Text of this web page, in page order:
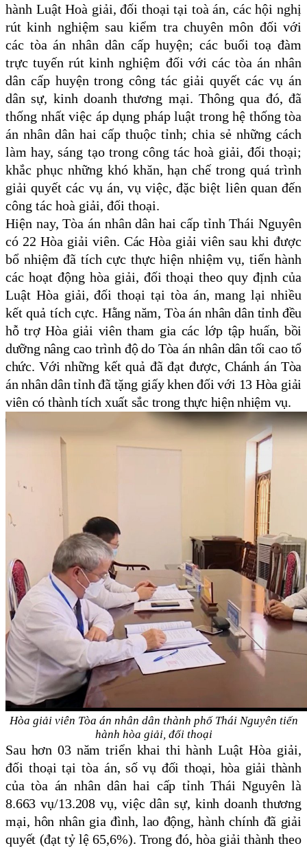
hành Luật Hoà giải, đối thoại tại toà án, các hội nghị
rút kinh nghiệm sau kiểm tra chuyên môn đối với
các tòa án nhân dân cấp huyện; các buổi toạ đàm
trực tuyến rút kinh nghiệm đối với các tòa án nhân
dân cấp huyện trong công tác giải quyết các vụ án
dân sự, kinh doanh thương mại. Thông qua đó, đã
thống nhất việc áp dụng pháp luật trong hệ thống tòa
án nhân dân hai cấp thuộc tỉnh; chia sẻ những cách
làm hay, sáng tạo trong công tác hoà giải, đối thoại;
khắc phục những khó khăn, hạn chế trong quá trình
giải quyết các vụ án, vụ việc, đặc biệt liên quan đến
công tác hoà giải, đối thoại.
Hiện nay, Tòa án nhân dân hai cấp tỉnh Thái Nguyên
có 22 Hòa giải viên.Các Hòa giải viên saukhi được
bổ nhiệm đã tích cực thực hiện nhiệm vụ, tiến hành
các hoạt động hòa giải, đối thoại theo quy định của
Luật Hòa giải, đối thoại tại tòa án, mang lại nhiều
kết quả tích cực. Hằng năm, Tòa án nhân dân tỉnh đều
hỗ trợ Hòa giải viên tham gia các lớp tập huấn, bồi
dưỡng nâng cao trình độ do Tòa án nhân dân tối cao tổ
chức. Với những kết quả đã đạt được,Chánh án Tòa
án nhân dân tỉnh đã tặng giấy khen đối với 13 Hòa giải
viên có thành tích xuất sắc trong thực hiện nhiệm vụ.
Hòa giải viên Tòa án nhân dân thành phố Thái Nguyên tiến
hành hòa giải, đối thoại
Sau hơn 03 năm triển khai thi hành Luật Hòa giải,
đối thoại tại tòa án, số vụ đối thoại, hòa giải thành
của tòa án nhân dân hai cấp tỉnh Thái Nguyên là
8.663 vụ/13.208 vụ, việc dân sự, kinh doanh thương
mại, hôn nhân gia đình, lao động, hành chính đã giải
quyết (đạt tỷ lệ 65,6%). Trong đó, hòa giải thành theo